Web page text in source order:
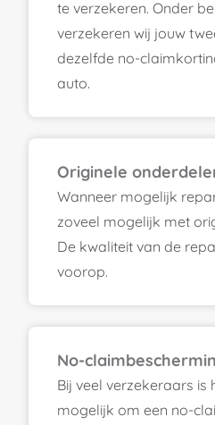
te verzekeren. Onder
verzekeren wij jouw
dezelfde no-
auto.
Originele
Wanneer mogelijk
zoveel mogelijk met
De kwaliteit van de
voorop.
No-
Bij veel verzekeraars is
mogelijk om een no-